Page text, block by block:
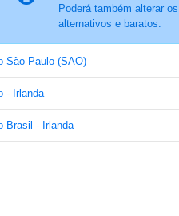
Poderá também alterar
alternativos e baratos.
São Paulo (SAO)
- Irlanda
Brasil - Irlanda